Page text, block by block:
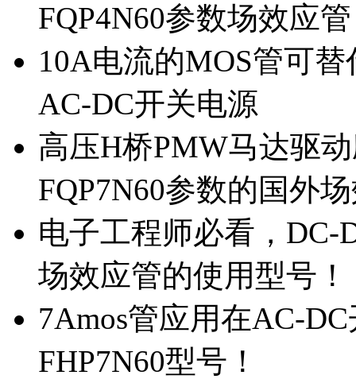
FQP4N60参数场效应
10A电流的MOS管可
AC-DC开关电源
高压H桥PMW马达驱
FQP7N60参数的国外
电子工程师必看，DC-
场效应管的使用型号！
7Amos管应用在AC-
FHP7N60型号！